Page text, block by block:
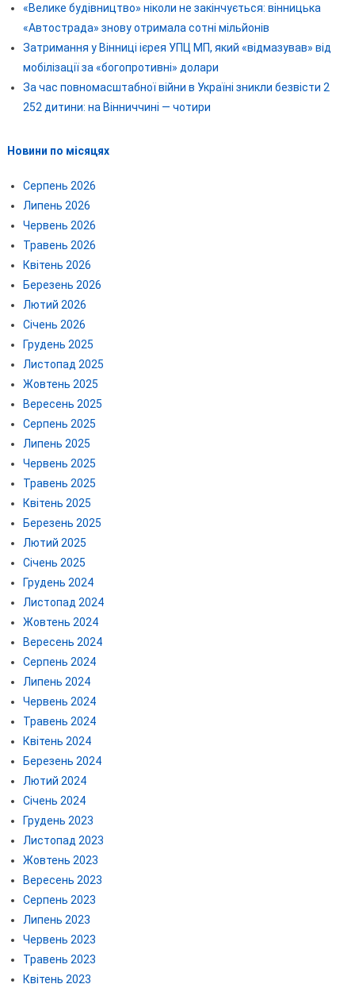
«Велике будівництво» ніколи не закінчується: вінницька
«Автострада» знову отримала сотні мільйонів
Затримання у Вінниці ієрея УПЦ МП, який «відмазував» від
мобілізації за «богопротивні» долари
За час повномасштабної війни в Україні зникли безвісти 2
252 дитини: на Вінниччині — чотири
Новини по місяцях
Серпень 2026
Липень 2026
Червень 2026
Травень 2026
Квітень 2026
Березень 2026
Лютий 2026
Січень 2026
Грудень 2025
Листопад 2025
Жовтень 2025
Вересень 2025
Серпень 2025
Липень 2025
Червень 2025
Травень 2025
Квітень 2025
Березень 2025
Лютий 2025
Січень 2025
Грудень 2024
Листопад 2024
Жовтень 2024
Вересень 2024
Серпень 2024
Липень 2024
Червень 2024
Травень 2024
Квітень 2024
Березень 2024
Лютий 2024
Січень 2024
Грудень 2023
Листопад 2023
Жовтень 2023
Вересень 2023
Серпень 2023
Липень 2023
Червень 2023
Травень 2023
Квітень 2023